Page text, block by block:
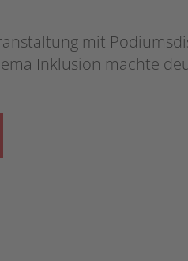
mit
Inklusion machte